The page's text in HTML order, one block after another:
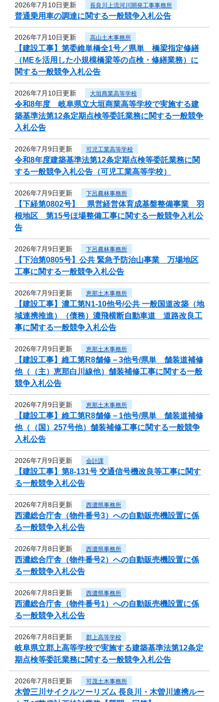
2026年7月10日更新 長良川上流河川開発工事事務所
普通乗用車の調達に関する一般競争入札公告
2026年7月10日更新 高山土木事務所
【建設工事】第委維単橋全1号／県単 橋梁指定修繕
（MEを活用した小規模橋梁等の点検・修繕業務）に
関する一般競争入札公告
2026年7月10日更新 大垣商業高等学校
令和8年度 岐阜県立大垣商業高等学校で実施する建
築基準法第12条定期点検等委託業務に関する一般競争
入札公告
2026年7月9日更新 可児工業高等学校
令和8年度建築基準法第12条定期点検等委託業務に関
する一般競争入札公告（可児工業高等学校）
2026年7月9日更新 下呂農林事務所
【下経第0802号】 県営経営体育成基盤整備事業 羽
根地区 第15号ほ場整備工事に関する一般競争入札公
告
2026年7月9日更新 下呂農林事務所
【下治第0805号】公共 緊急予防治山事業 万場地区
工事に関する一般競争入札公告
2026年7月9日更新 恵那土木事務所
【建設工事】濃工第N1-10他号/公共 一般国道改築（地
域連携推進）（債務）濃飛横断自動車道 道路改良工
事に関する一般競争入札公告
2026年7月9日更新 恵那土木事務所
【建設工事】維工第R8舗修－3他号/県単 舗装道補修
他（（主）恵那白川線他）舗装補修工事に関する一般
競争入札公告
2026年7月9日更新 恵那土木事務所
【建設工事】維工第R8舗修－1他号/県単 舗装道補修
他（（国）257号他）舗装補修工事に関する一般競争
入札公告
2026年7月9日更新 会計課
【建設工事】第8-131号 交通信号機改良等工事に関す
る一般競争入札公告
2026年7月8日更新 西濃県事務所
西濃総合庁舎（物件番号3）への自動販売機設置に係
る一般競争入札公告
2026年7月8日更新 西濃県事務所
西濃総合庁舎（物件番号2）への自動販売機設置に係
る一般競争入札公告
2026年7月8日更新 西濃県事務所
西濃総合庁舎（物件番号1）への自動販売機設置に係
る一般競争入札公告
2026年7月8日更新 郡上高等学校
岐阜県立郡上高等学校で実施する建築基準法第12条定
期点検等委託業務に関する一般競争入札公告
2026年7月8日更新 可茂土木事務所
木曽三川サイクルツーリズム 長良川・木曽川連携ルー